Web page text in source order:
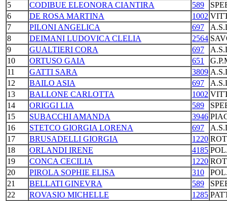
5
CODIBUE ELEONORA CIANTIRA 589
6
DE ROSA MARTINA 1002
7
PILONI ANGELICA 697
8
DEIMANI LUDOVICA CLELIA 2564
9
GUALTIERI CORA 697
10
ORTUSO GAIA 651
11
GATTI SARA 3809
12
BAILO ASIA 697
13
BALLONE CARLOTTA 1002
14
ORIGGI LIA 589
15
SUBACCHI AMANDA 3946
16
STETCO GIORGIA LORENA 697
17
BRUSADELLI GIORGIA 1220
18
ORLANDI IRENE 4185
19
CONCA CECILIA 1220
20
PIROLA SOPHIE ELISA 310
21
BELLATI GINEVRA 589
22
ROVASIO MICHELLE 1285